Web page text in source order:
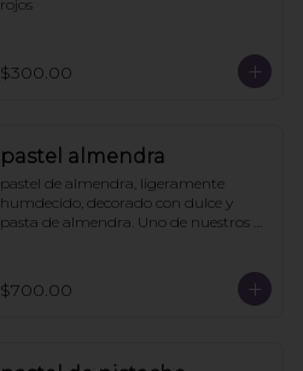
rojos
$300.00
pastel almendra
pastel de almendra, ligeramente
humdecido, decorado con dulce y
pasta de almendra. Uno de nuestros
$700.00